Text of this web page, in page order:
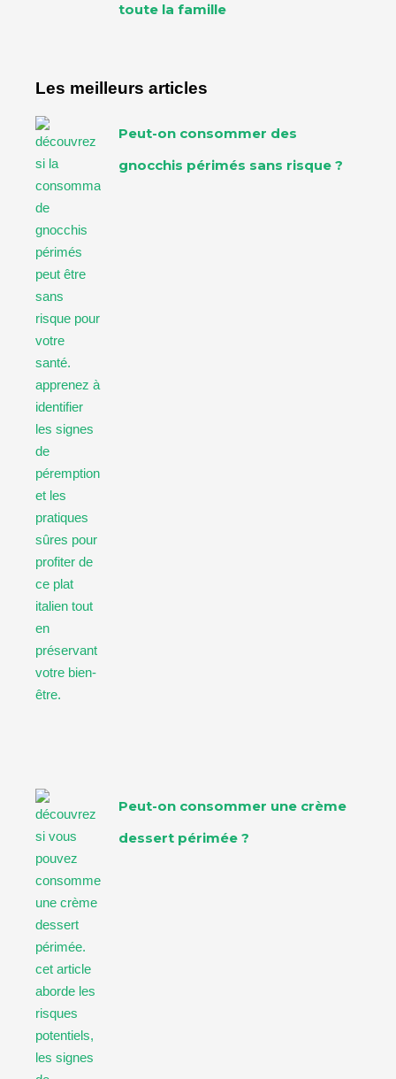
toute la famille
Les meilleurs articles
Peut-on consommer des
gnocchis périmés sans risque ?
Peut-on consommer une crème
dessert périmée ?